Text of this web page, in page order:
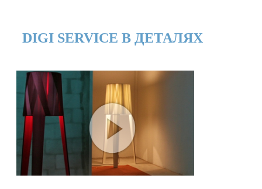
DIGI SERVICE В ДЕТАЛЯХ